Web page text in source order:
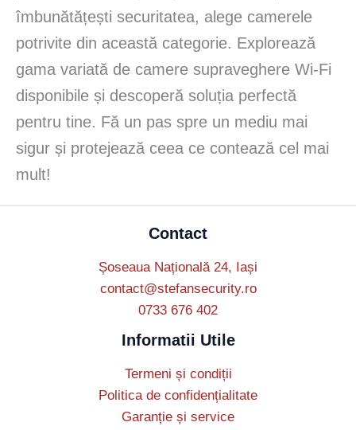
îmbunătățești securitatea, alege camerele
potrivite din această categorie. Explorează
gama variată de camere supraveghere Wi-Fi
disponibile și descoperă soluția perfectă
pentru tine. Fă un pas spre un mediu mai
sigur și protejează ceea ce contează cel mai
mult!
Contact
Șoseaua Națională 24, Iași
contact@stefansecurity.ro
0733 676 402
Informatii Utile
Termeni și condiții
Politica de confidențialitate
Garanție și service